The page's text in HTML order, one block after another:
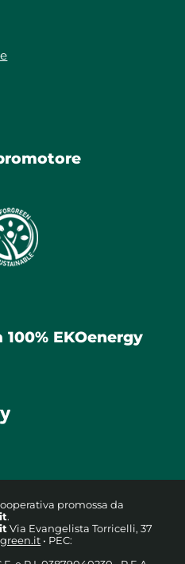
EKOenergy
promossa da
.
Via Evangelista Torricelli, 37
• PEC: